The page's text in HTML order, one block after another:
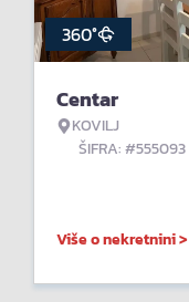
360°
Centar
KOVILJ
ŠIFRA: #555093
Više o nekretnini >